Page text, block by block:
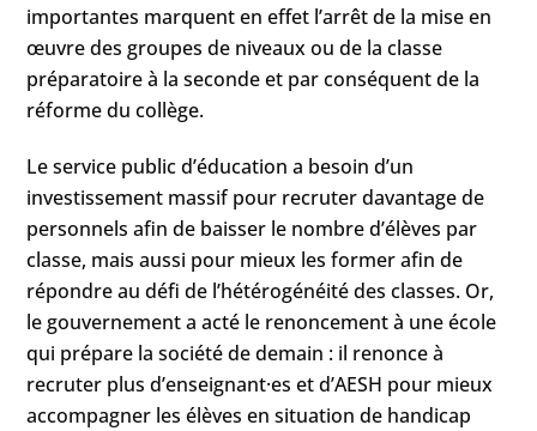
importantes marquent en effet l’arrêt de la mise en
œuvre des groupes de niveaux ou de la classe
préparatoire à la seconde et par conséquent de la
réforme du collège.
Le service public d’éducation a besoin d’un
investissement massif pour recruter davantage de
personnels afin de baisser le nombre d’élèves par
classe, mais aussi pour mieux les former afin de
répondre au défi de l’hétérogénéité des classes. Or,
le gouvernement a acté le renoncement à une école
qui prépare la société de demain : il renonce à
recruter plus d’enseignant·es et d’AESH pour mieux
accompagner les élèves en situation de handicap